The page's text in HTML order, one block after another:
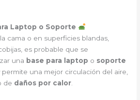
Laptop o Soporte
cama o en superficies blandas,
es probable que se
una base para laptop o soporte
una mejor circulación del aire,
de daños por calor